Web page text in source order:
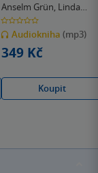
Anselm Grün, Linda
Jaroschová
0.0
z
5
hvězdiček
Audiokniha (mp3)
349 Kč
Koupit